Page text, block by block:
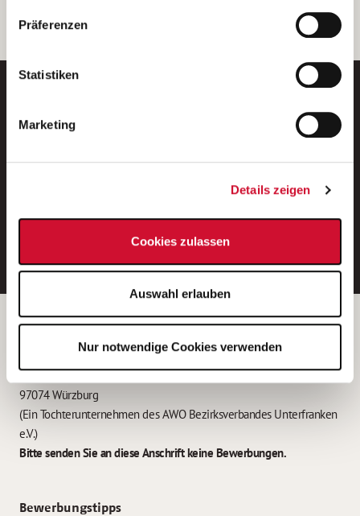
Ihre Einwilligung selbstverständlich jederzeit widerrufen,
indem Sie die Cookie-Einstellungen aufrufen und diese
unserer
Präferenzen
Statistiken
Marketing
Details zeigen
Cookies zulassen
Auswahl erlauben
Nur notwendige Cookies verwenden
E-Mail-Adresse eintragen
Betreiber der Webseite
Garitz Bewirtschaftungsbetriebe GmbH
Kantstraße 45a
97074 Würzburg
(Ein Tochterunternehmen des AWO Bezirksverbandes Unterfranken
e.V.)
Bitte senden Sie an diese Anschrift keine Bewerbungen.
Bewerbungstipps